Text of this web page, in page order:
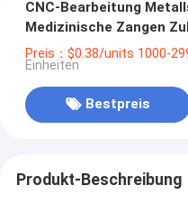
CNC-Bearbeitung
Medizinische Zangen
Preis：$0.38/units 1000-
Einheiten
Bestpreis
Produkt-Beschreibung